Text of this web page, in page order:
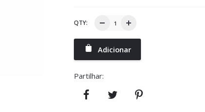
QTY:
Adicionar
Partilhar: